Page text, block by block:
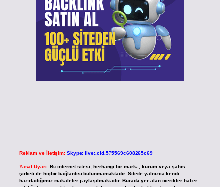
Reklam ve İletişim: Skype: live:.cid.575569c608265c69
Yasal Uyarı: Bu internet sitesi, herhangi bir marka, kurum veya şahıs
şirketi ile hiçbir bağlantısı bulunmamaktadır. Sitede yalnızca kendi
hazırladığımız makaleler paylaşılmaktadır. Burada yer alan içerikler haber